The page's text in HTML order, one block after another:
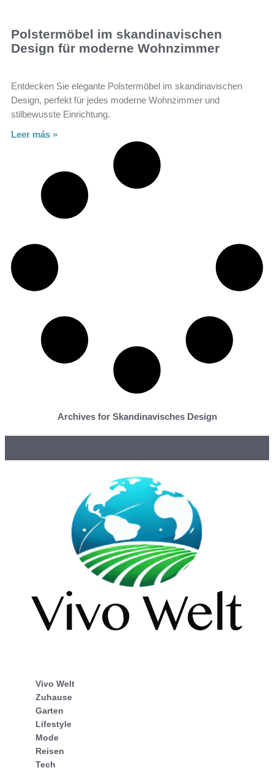
Polstermöbel im skandinavischen
Design für moderne Wohnzimmer
Entdecken Sie elegante Polstermöbel im skandinavischen
Design, perfekt für jedes moderne Wohnzimmer und
stilbewusste Einrichtung.
Leer más »
Archives for Skandinavisches Design
Vivo Welt
Zuhause
Garten
Lifestyle
Mode
Reisen
Tech